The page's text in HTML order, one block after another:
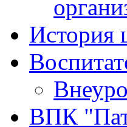
История
ВПК